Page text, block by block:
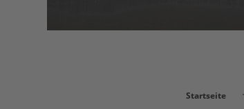
Startseite